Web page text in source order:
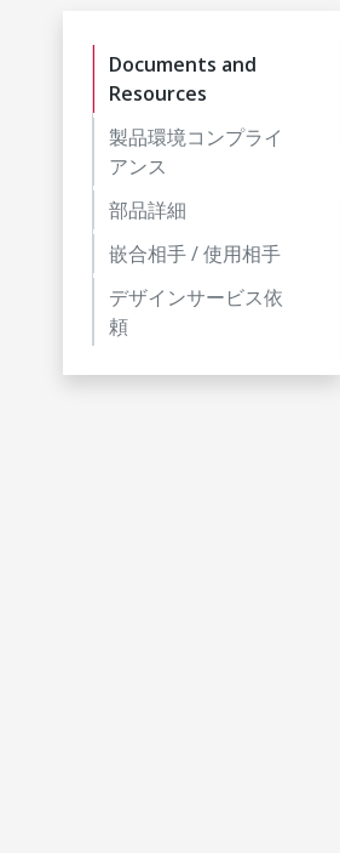
Documents and
Resources
製品環境コンプライ
アンス
部品詳細
嵌合相手 / 使用相手
デザインサービス依
頼